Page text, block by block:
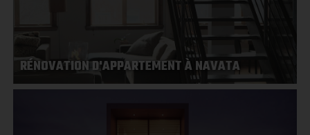
RÉNOVATION D'APPARTEMENT À NAVATA